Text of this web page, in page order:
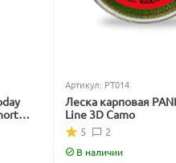
Артикул: PT014
Леска карповая
Line 3D Camo
2
5
В наличии